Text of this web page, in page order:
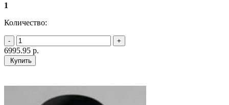
1
Количество:
6995.95 р.
Купить